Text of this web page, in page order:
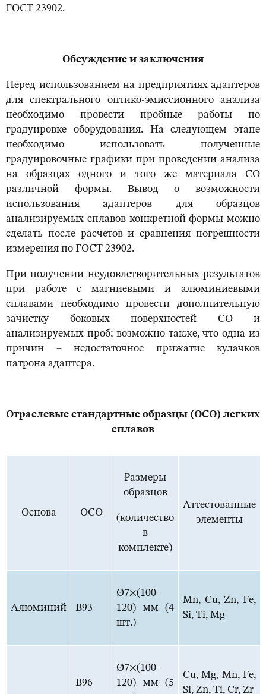
ГОСТ 23902.
Обсуждение и заключения
Перед использованием на предприятиях адаптеров
для спектрального оптико-эмиссионного анализа
необходимо провести пробные работы по
градуировке оборудования. На следующем этапе
необходимо использовать полученные
градуировочные графики при проведении анализа
на образцах одного и того же материала СО
различной формы. Вывод о возможности
использования адаптеров для образцов
анализируемых сплавов конкретной формы можно
сделать после расчетов и сравнения погрешности
измерения по ГОСТ 23902.
При получении неудовлетворительных результатов
при работе с магниевыми и алюминиевыми
сплавами необходимо провести дополнительную
зачистку боковых поверхностей СО и
анализируемых проб; возможно также, что одна из
причин – недостаточное прижатие кулачков
патрона адаптера.
Отраслевые стандартные образцы (ОСО) легких
сплавов
Основа ОСО
Размеры
образцов
(количество
в
комплекте)
Аттестованные
элементы
Алюминий В93
Ø7×(100–
120) мм (4
шт.)
Mn, Cu, Zn, Fe,
Si, Ti, Mg
В96
Ø7×(100–
120) мм (5
Cu, Mg, Mn, Fe,
Si, Zn, Ti, Cr, Zr